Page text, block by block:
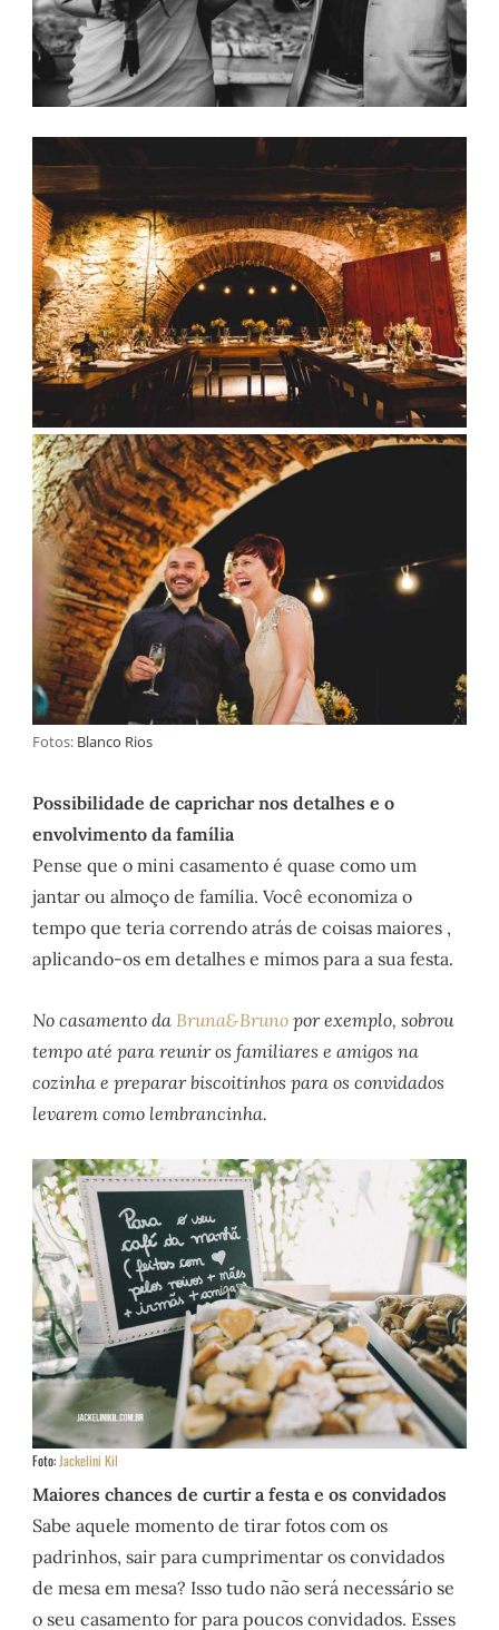
Fotos: Blanco Rios
Possibilidade de caprichar nos detalhes e o
envolvimento da família
Pense que o mini casamento é quase como um
jantar ou almoço de família. Você economiza o
tempo que teria correndo atrás de coisas maiores ,
aplicando-os em detalhes e mimos para a sua festa.
No casamento da Bruna&Bruno por exemplo, sobrou
tempo até para reunir os familiares e amigos na
cozinha e preparar biscoitinhos para os convidados
levarem como lembrancinha.
Foto: Jackelini Kil
Maiores chances de curtir a festa e os convidados
Sabe aquele momento de tirar fotos com os
padrinhos, sair para cumprimentar os convidados
de mesa em mesa? Isso tudo não será necessário se
o seu casamento for para poucos convidados. Esses